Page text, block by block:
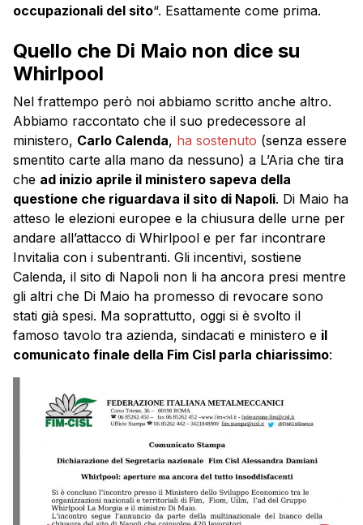
occupazionali del sito“. Esattamente come prima.
Quello che Di Maio non dice su
Whirlpool
Nel frattempo però noi abbiamo scritto anche altro.
Abbiamo raccontato che il suo predecessore al
ministero, Carlo Calenda, ha sostenuto (senza essere
smentito carte alla mano da nessuno) a L’Aria che tira
che ad inizio aprile il ministero sapeva della
questione che riguardava il sito di Napoli. Di Maio ha
atteso le elezioni europee e la chiusura delle urne per
andare all’attacco di Whirlpool e per far incontrare
Invitalia con i subentranti. Gli incentivi, sostiene
Calenda, il sito di Napoli non li ha ancora presi mentre
gli altri che Di Maio ha promesso di revocare sono
stati già spesi. Ma soprattutto, oggi si è svolto il
famoso tavolo tra azienda, sindacati e ministero e il
comunicato finale della Fim Cisl parla chiarissimo: